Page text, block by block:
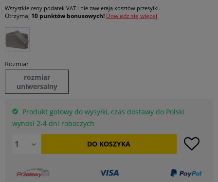
Wszystkie ceny podatek VAT i nie zawierają kosztów przesyłki.
Otrzymaj 10 punktów bonusowych! Dowiedz się więcej
Rozmiar
rozmiar
uniwersalny
Produkt gotowy do wysyłki, czas dostawy do Polski
wynosi 2-4 dni roboczych
DO KOSZYKA